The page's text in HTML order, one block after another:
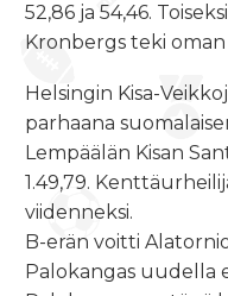
52,86 ja 54,46.
Kronbergs teki oman
Helsingin Kisa-
parhaana
Lempäälän Kisan
1.49,79.
viidenneksi.
B-erän voitti
Palokangas uudella